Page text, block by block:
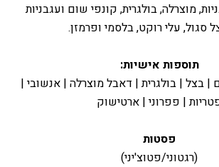
מוצרלה, בולגרית, קונפי שום ועגבניות
סגול, עלי רוקט, בלסמי ופרמזן.
תוספות אישיות:
| בצל | בולגרית | דאבל מוצרלה | אנשובי |
| פפרוני | ארטישוק
פסטות
(רגטוני/פטוצ'יני)